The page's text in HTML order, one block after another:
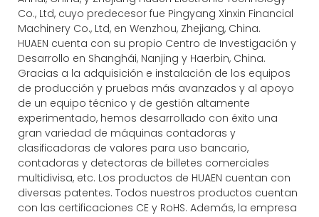
Co., Ltd, cuyo predecesor fue Pingyang Xinxin Financial
Machinery Co., Ltd, en Wenzhou, Zhejiang, China.
HUAEN cuenta con su propio Centro de Investigación y
Desarrollo en Shanghái, Nanjing y Haerbin, China.
Gracias a la adquisición e instalación de los equipos
de producción y pruebas más avanzados y al apoyo
de un equipo técnico y de gestión altamente
experimentado, hemos desarrollado con éxito una
gran variedad de máquinas contadoras y
clasificadoras de valores para uso bancario,
contadoras y detectoras de billetes comerciales
multidivisa, etc. Los productos de HUAEN cuentan con
diversas patentes. Todos nuestros productos cuentan
con las certificaciones CE y RoHS. Además, la empresa